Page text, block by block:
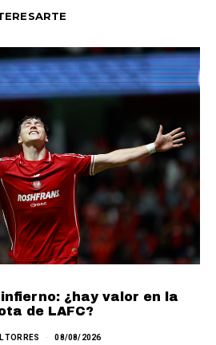
¿hay valor en la
de LAFC?
TORRES 08/08/2026